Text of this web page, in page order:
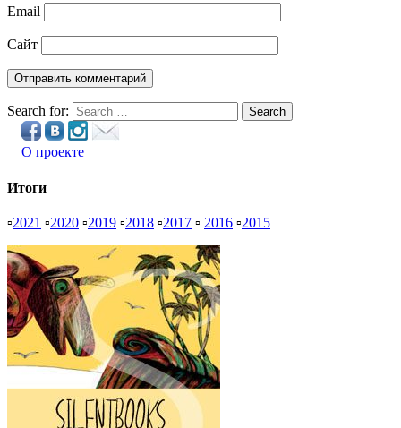
Email
Сайт
Search for: Search
О проекте
Итоги
▫2021 ▫2020 ▫2019 ▫2018 ▫2017 ▫ 2016 ▫2015